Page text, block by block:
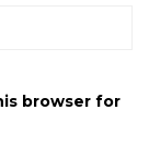
browser for